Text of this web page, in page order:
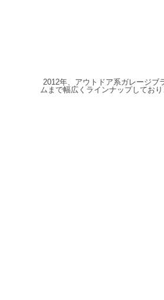
2012年、アウトドア系ガレージブ
ムまで幅広くラインナップしてお